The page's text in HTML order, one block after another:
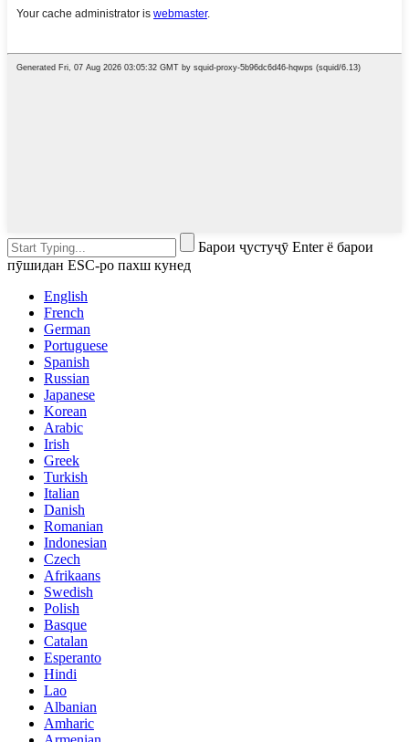
Барои ҷустуҷӯ Enter ё барои
пӯшидан ESC-ро пахш кунед
English
French
German
Portuguese
Spanish
Russian
Japanese
Korean
Arabic
Irish
Greek
Turkish
Italian
Danish
Romanian
Indonesian
Czech
Afrikaans
Swedish
Polish
Basque
Catalan
Esperanto
Hindi
Lao
Albanian
Amharic